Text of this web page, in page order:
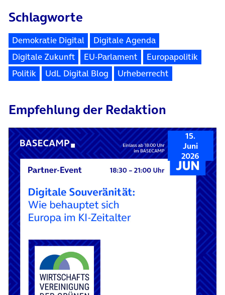
Schlagworte
Demokratie Digital
Digitale Agenda
Digitale Zukunft
EU-Parlament
Europapolitik
Politik
UdL Digital Blog Urheberrecht
Empfehlung der Redaktion
15.
Juni
2026